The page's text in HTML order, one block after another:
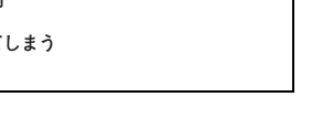
まう